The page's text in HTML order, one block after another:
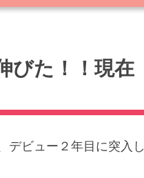
びた！！現在
デビュー２年目に突入し